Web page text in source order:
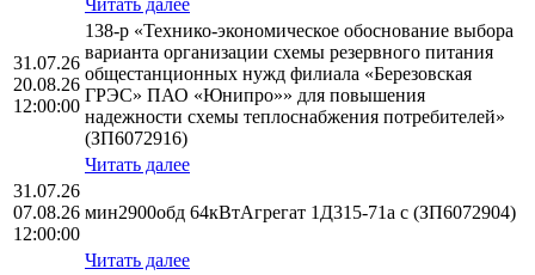
Читать далее
31.07.26
20.08.26
12:00:00
138-р «Технико-экономическое обоснование выбора
варианта организации схемы резервного питания
общестанционных нужд филиала «Березовская
ГРЭС» ПАО «Юнипро»» для повышения
надежности схемы теплоснабжения потребителей»
(ЗП6072916)
Читать далее
31.07.26
07.08.26
12:00:00
мин2900обд 64кВтАгрегат 1Д315-71а с (ЗП6072904)
Читать далее